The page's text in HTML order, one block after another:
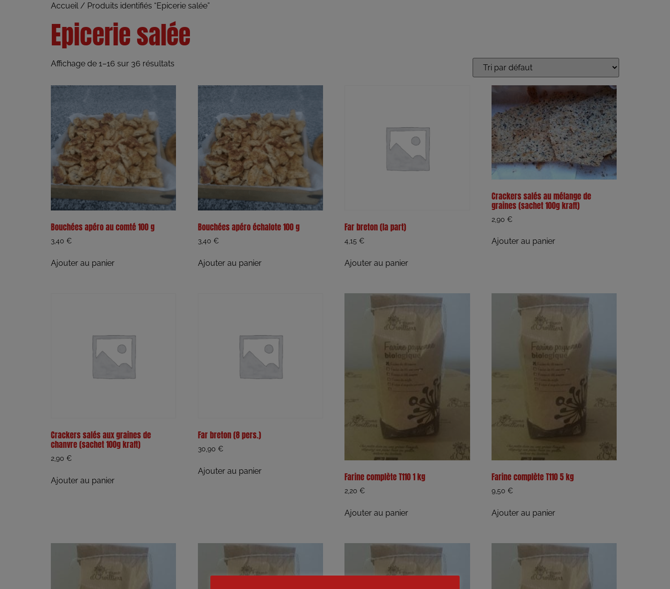
Accueil/ Produits identifiés “Epicerie salée”
Epicerie salée
Affichage de 1–16 sur 36 résultats
Bouchées apéro au comté 100 g
3,40 €
Ajouter au panier
Bouchées apéro échalote 100 g
3,40 €
Ajouter au panier
Far breton (la part)
4,15€
Ajouter au panier
Crackers salés au mélange de
graines (sachet 100g kraft)
2,90€
Ajouter au panier
Crackers salés aux graines de
chanvre (sachet 100g kraft)
2,90 €
Ajouter au panier
Far breton (8 pers.)
30,90 €
Ajouter au panier Farine complète T110 1 kg
2,20€
Ajouter au panier
Farine complète T110 5 kg
9,50€
Ajouter au panier